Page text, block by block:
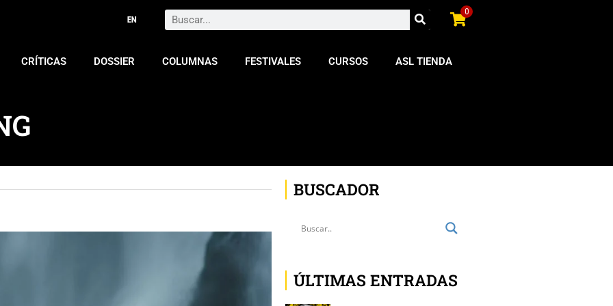
Search 0
CRÍTICAS DOSSIER COLUMNAS FESTIVALES CURSOS ASL TIENDA
BUSCADOR
ÚLTIMAS ENTRADAS